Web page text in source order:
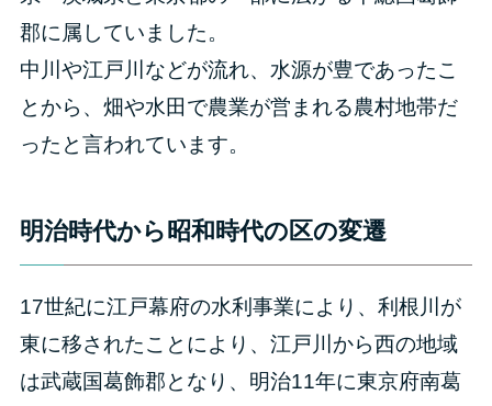
郡に属していました。
中川や江戸川などが流れ、水源が豊であったこ
とから、畑や水田で農業が営まれる農村地帯だ
ったと言われています。
明治時代から昭和時代の区の変遷
17世紀に江戸幕府の水利事業により、利根川が
東に移されたことにより、江戸川から西の地域
は武蔵国葛飾郡となり、明治11年に東京府南葛